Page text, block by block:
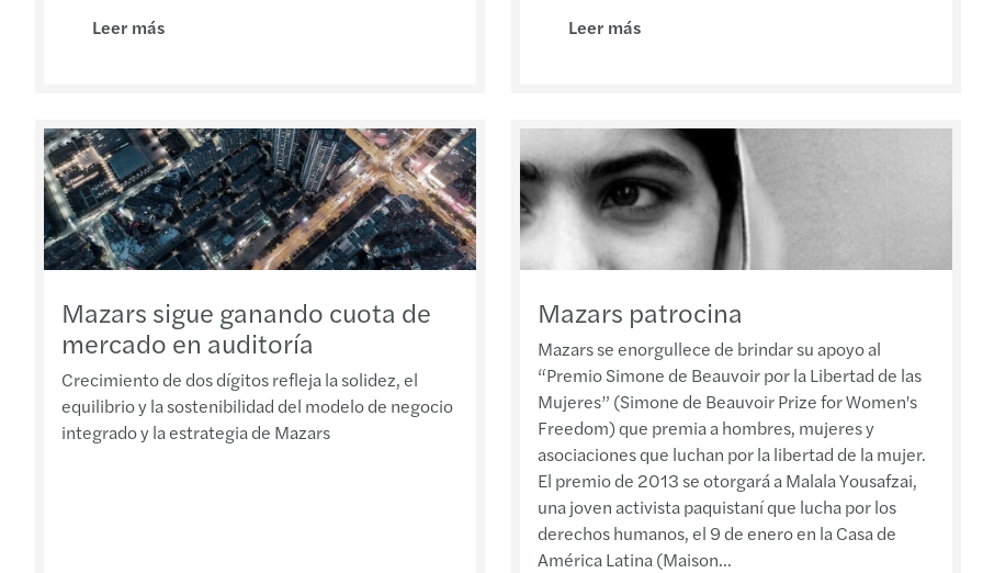
Leer más
Leer más
Mazars sigue ganando cuota de
mercado en auditoría
Crecimiento de dos dígitos refleja la solidez, el
equilibrio y la sostenibilidad del modelo de negocio
integrado y la estrategia de Mazars
Mazars patrocina
Mazars se enorgullece de brindar su apoyo al
“Premio Simone de Beauvoir por la Libertad de las
Mujeres” (Simone de Beauvoir Prize for Women's
Freedom) que premia a hombres, mujeres y
asociaciones que luchan por la libertad de la mujer.
El premio de 2013 se otorgará a Malala Yousafzai,
una joven activista paquistaní que lucha por los
derechos humanos, el 9 de enero en la Casa de
América Latina (Maison...